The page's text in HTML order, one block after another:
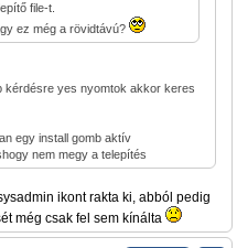
file-t.
ez még a rövidtávú?
kérdésre yes nyomtok akkor keres
egy install gomb aktív
nem megy a telepítés
ikont rakta ki, abból pedig
még csak fel sem kínálta